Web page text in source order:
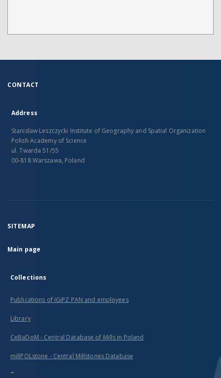
CONTACT
Address
Stanislaw Leszczycki Institute of Geography and Spatial Organization
Polish Academy of Science
ul. Twarda 51/55
00-818 Warszawa, Poland
SITEMAP
Main page
Collections
Publications of IGiPZ PAN and employees
Library
CeBaDoM - Central Database of Mills in Poland
millPOLstone - Central Millstones Database
...